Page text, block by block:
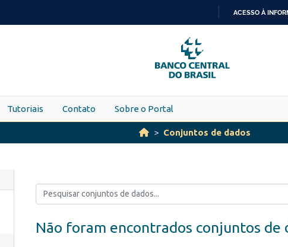
PARA
O
CONTEÚDO
ACESSO À
Tutoriais Contato Sobre o Portal
Conjuntos de dados
Não foram encontrados conjuntos de